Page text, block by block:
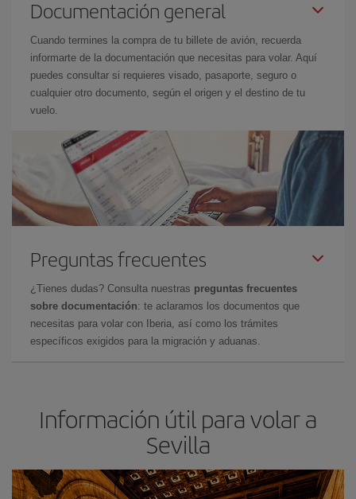
Documentación general
Cuando termines la compra de tu billete de avión, recuerda
informarte de la documentación que necesitas para volar. Aquí
puedes consultar si requieres visado, pasaporte, seguro o
cualquier otro documento, según el origen y el destino de tu
vuelo.
Preguntas frecuentes
¿Tienes dudas? Consulta nuestras preguntas frecuentes
sobre documentación: te aclaramos los documentos que
necesitas para volar con Iberia, así como los trámites
específicos exigidos para la migración y aduanas.
Información útil para volar a
Sevilla